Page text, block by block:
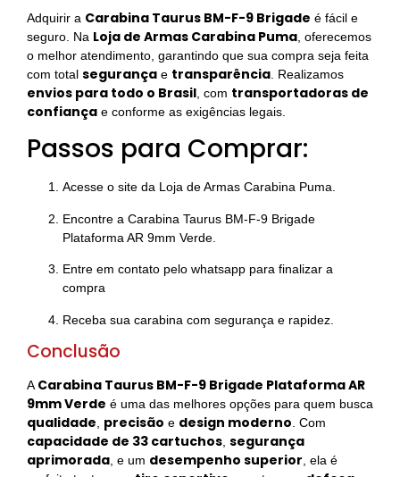
Adquirir a Carabina Taurus BM-F-9 Brigade é fácil e
seguro. Na Loja de Armas Carabina Puma , oferecemos
o melhor atendimento, garantindo que sua compra seja feita
com total segurança e transparência . Realizamos
envios para todo o Brasil , com transportadoras de
confiança e conforme as exigências legais.
Passos para Comprar:
Acesse o site da Loja de Armas Carabina Puma.
Encontre a Carabina Taurus BM-F-9 Brigade
Plataforma AR 9mm Verde.
Entre em contato pelo whatsapp para finalizar a
compra
Receba sua carabina com segurança e rapidez.
Conclusão
A Carabina Taurus BM-F-9 Brigade Plataforma AR
9mm Verde é uma das melhores opções para quem busca
qualidade precisão e design moderno . Com
capacidade de 33 cartuchos segurança
aprimorada , e um desempenho superior , ela é